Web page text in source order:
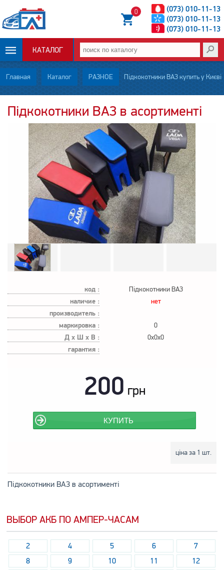
(073) 010-11-13
(073) 010-11-13
(073) 010-11-13
0
КАТАЛОГ
ОПЛАТА И
ДОСТАВКА
НОВОСТИ
СТАТЬИ
О НАС
КОНТАКТЫ
Главная Каталог РАЗНОЕ Підкокотники ВАЗ купить у Києві
Підкокотники ВАЗ в асортименті
код : Підкокотники ВАЗ
наличие : нет
производитель :
маркировка :
0
Д х Ш х В : 0x0x0
гарантия :
200 грн
КУПИТЬ
ціна за 1 шт.
Підкокотники ВАЗ в асортименті
ВЫБОР АКБ ПО АМПЕР-ЧАСАМ
2 4 5 6
7
8
9 10 11
12